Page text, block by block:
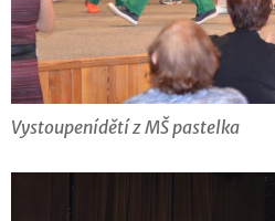
Vystoupenídětí z MŠ pastelka